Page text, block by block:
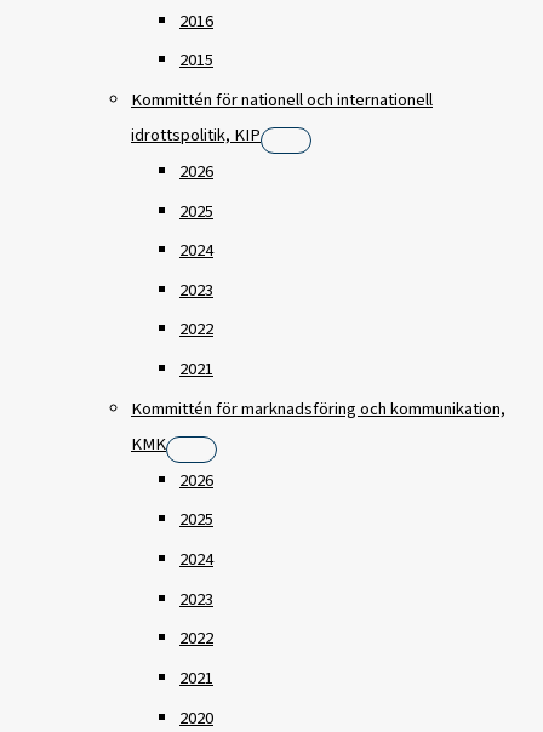
2016
2015
Kommittén för nationell och internationell
idrottspolitik, KIP
2026
2025
2024
2023
2022
2021
Kommittén för marknadsföring och kommunikation,
KMK
2026
2025
2024
2023
2022
2021
2020